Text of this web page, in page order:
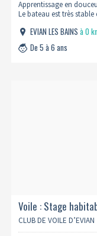
Apprentissage en
Le bateau est très
EVIAN LES BAINSà 0
De 5 à 6 ans
Voile : Stage
CLUB DE VOILE D’EVIAN